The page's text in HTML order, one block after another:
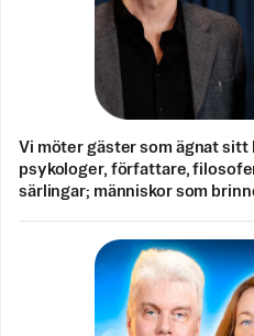
Vi möter gäster som ägnat sitt
psykologer, författare,
särlingar; människor som